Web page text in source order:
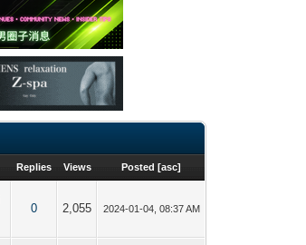
Replies Views Posted [asc]
0 2,055 2024-01-04, 08:37 AM